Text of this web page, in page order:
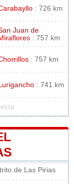
: 726 km
Juan de
: 757 km
: 757 km
Lurigancho : 741 km
de Las Pirias